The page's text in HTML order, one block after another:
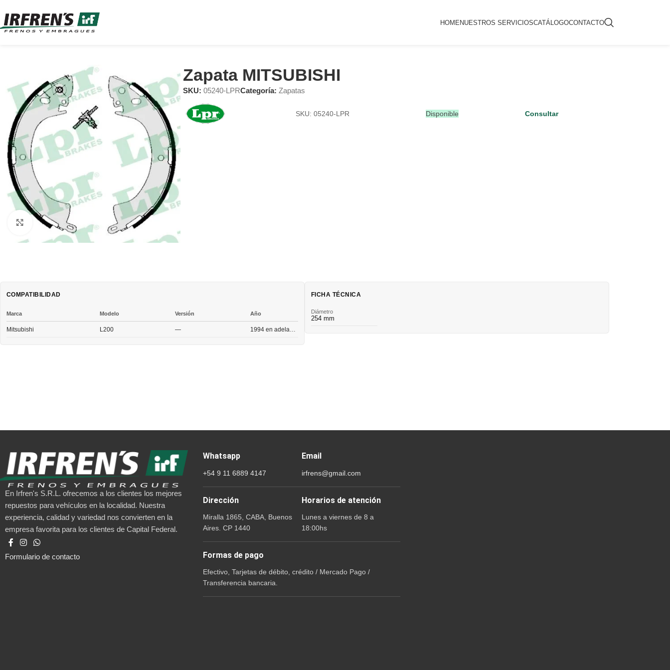
HOMENUESTROS SERVICIOSCATÁLOGOCONTACTO
Clic para ampliar
Zapata MITSUBISHI
SKU: 05240-LPRCategoría: Zapatas
SKU: 05240-LPR Disponible Consultar
COMPATIBILIDAD
Marca Modelo Versión Año
Mitsubishi L200 —
FICHA TÉCNICA
Diámetro
254 mm
En Irfren's S.R.L. ofrecemos a los clientes los mejores
repuestos para vehículos en la localidad. Nuestra
experiencia, calidad y variedad nos convierten en la
empresa favorita para los clientes de Capital Federal.
Formulario de contacto
Whatsapp
+54 9 11 6889 4147
Email
irfrens@gmail.com
Dirección
Miralla 1865, CABA, Buenos
Aires. CP 1440
Horarios de atención
Lunes a viernes de 8 a
18:00hs
Formas de pago
Efectivo, Tarjetas de débito, crédito / Mercado Pago /
Transferencia bancaria.